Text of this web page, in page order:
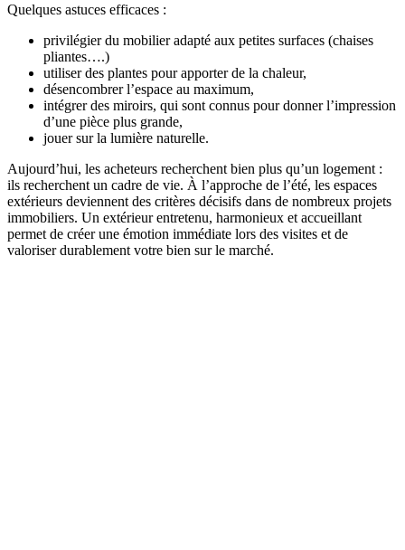
Quelques astuces efficaces :
privilégier du mobilier adapté aux petites surfaces (chaises
pliantes….)
utiliser des plantes pour apporter de la chaleur,
désencombrer l’espace au maximum,
intégrer des miroirs, qui sont connus pour donner l’impression
d’une pièce plus grande,
jouer sur la lumière naturelle.
Aujourd’hui, les acheteurs recherchent bien plus qu’un logement :
ils recherchent un cadre de vie. À l’approche de l’été, les espaces
extérieurs deviennent des critères décisifs dans de nombreux projets
immobiliers. Un extérieur entretenu, harmonieux et accueillant
permet de créer une émotion immédiate lors des visites et de
valoriser durablement votre bien sur le marché.